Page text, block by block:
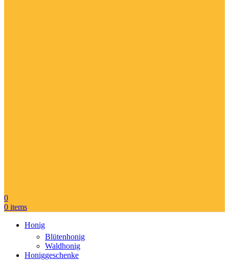
0
0 items
Honig
Blütenhonig
Waldhonig
Honiggeschenke